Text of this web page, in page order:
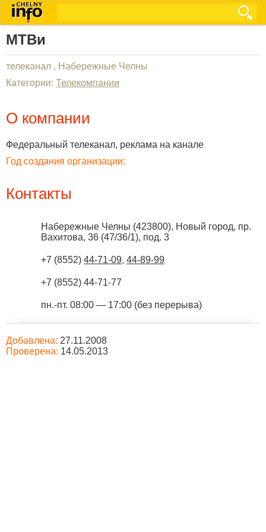
МТВи
телеканал , Набережные Челны
Категории: Телекомпании
О компании
Федеральный телеканал, реклама на канале
Год создания организации:
Контакты
Набережные Челны (423800), Новый город, пр.
Вахитова, 36 (47/36/1), под. 3
+7 (8552) 44-71-09, 44-89-99
+7 (8552) 44-71-77
пн.-пт. 08:00 — 17:00 (без перерыва)
Добавлена: 27.11.2008
Проверена: 14.05.2013